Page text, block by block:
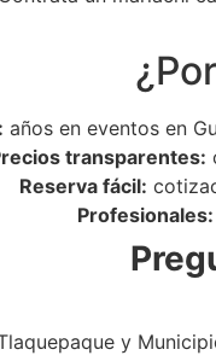
años en eventos en
transparentes:
Reserva fácil:
Profesionales:
y